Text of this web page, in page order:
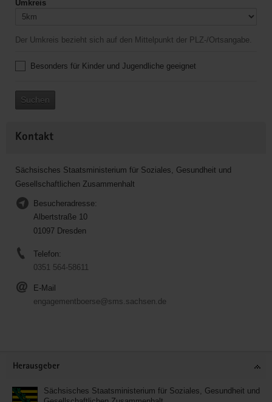
Umkreis
Der Umkreis bezieht sich auf den Mittelpunkt der PLZ-/Ortsangabe.
Besonders für Kinder und Jugendliche geeignet
Suchen
Kontakt
Sächsisches Staatsministerium für Soziales, Gesundheit und
Gesellschaftlichen Zusammenhalt
Besucheradresse:
Albertstraße 10
01097 Dresden
Telefon:
0351 564-58611
E-Mail
engagementboerse@sms.sachsen.de
Herausgeber
Sächsisches Staatsministerium für Soziales, Gesundheit und